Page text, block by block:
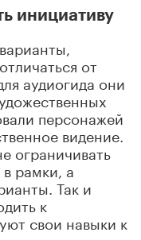
инициативу
от
аудиогида они
персонажей
видение.
ограничивать
в рамки, а
Так и
к
свои навыки к